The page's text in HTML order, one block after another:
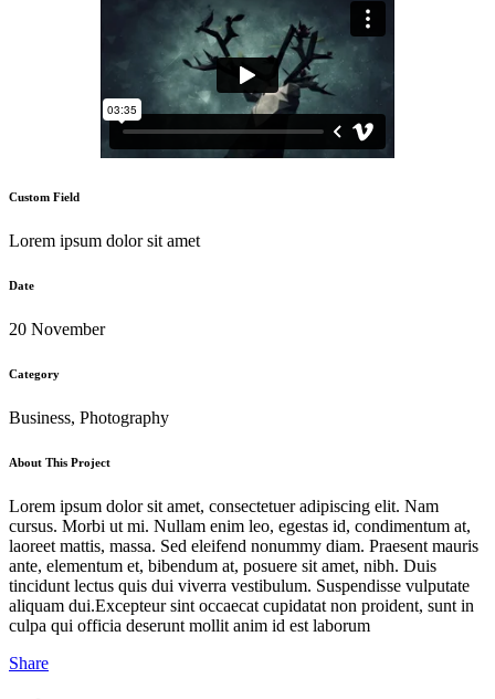
Custom Field
Lorem ipsum dolor sit amet
Date
20 November
Category
Business, Photography
About This Project
Lorem ipsum dolor sit amet, consectetuer adipiscing elit. Nam
cursus. Morbi ut mi. Nullam enim leo, egestas id, condimentum at,
laoreet mattis, massa. Sed eleifend nonummy diam. Praesent mauris
ante, elementum et, bibendum at, posuere sit amet, nibh. Duis
tincidunt lectus quis dui viverra vestibulum. Suspendisse vulputate
aliquam dui.Excepteur sint occaecat cupidatat non proident, sunt in
culpa qui officia deserunt mollit anim id est laborum
Share